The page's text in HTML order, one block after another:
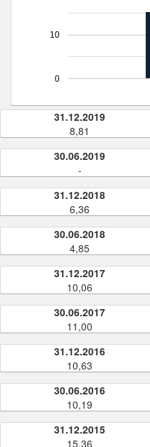
0
10
31.12.2019
8,81
30.06.2019
-
31.12.2018
6,36
30.06.2018
4,85
31.12.2017
10,06
30.06.2017
11,00
31.12.2016
10,63
30.06.2016
10,19
31.12.2015
15,36